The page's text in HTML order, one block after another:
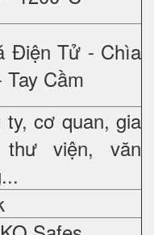
Điện Tử - Chìa
Tay Cầm
ty, cơ quan, gia
thư viện, văn